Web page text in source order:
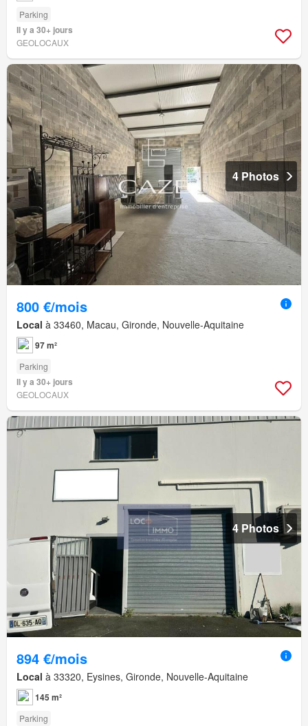
Parking
Il y a 30+ jours
GEOLOCAUX
4 Photos
800 €/mois
Local à 33460, Macau, Gironde, Nouvelle-Aquitaine
97 m²
Parking
Il y a 30+ jours
GEOLOCAUX
4 Photos
894 €/mois
Local à 33320, Eysines, Gironde, Nouvelle-Aquitaine
145 m²
Parking